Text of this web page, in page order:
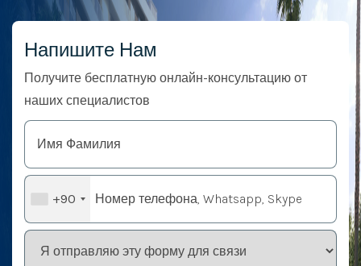
Напишите Нам
Получите бесплатную онлайн-консультацию от
наших специалистов
+90